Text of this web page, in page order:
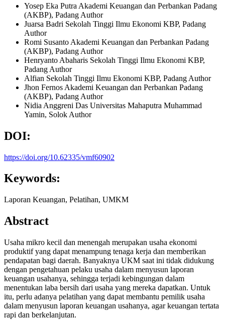
Yosep Eka Putra Akademi Keuangan dan Perbankan Padang
(AKBP), Padang Author
Juarsa Badri Sekolah Tinggi Ilmu Ekonomi KBP, Padang
Author
Romi Susanto Akademi Keuangan dan Perbankan Padang
(AKBP), Padang Author
Henryanto Abaharis Sekolah Tinggi Ilmu Ekonomi KBP,
Padang Author
Alfian Sekolah Tinggi Ilmu Ekonomi KBP, Padang Author
Jhon Fernos Akademi Keuangan dan Perbankan Padang
(AKBP), Padang Author
Nidia Anggreni Das Universitas Mahaputra Muhammad
Yamin, Solok Author
DOI:
https://doi.org/10.62335/vmf60902
Keywords:
Laporan Keuangan, Pelatihan, UMKM
Abstract
Usaha mikro kecil dan menengah merupakan usaha ekonomi
produktif yang dapat menampung tenaga kerja dan memberikan
pendapatan bagi daerah. Banyaknya UKM saat ini tidak didukung
dengan pengetahuan pelaku usaha dalam menyusun laporan
keuangan usahanya, sehingga terjadi kebingungan dalam
menentukan laba bersih dari usaha yang mereka dapatkan. Untuk
itu, perlu adanya pelatihan yang dapat membantu pemilik usaha
dalam menyusun laporan keuangan usahanya, agar keuangan tertata
rapi dan berkelanjutan.